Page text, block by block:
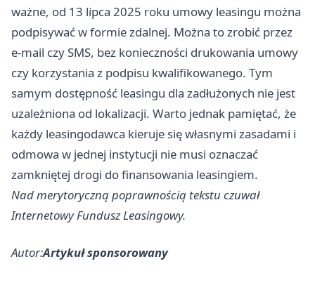
ważne, od 13 lipca 2025 roku umowy leasingu można
podpisywać w formie zdalnej. Można to zrobić przez
e-mail czy SMS, bez konieczności drukowania umowy
czy korzystania z podpisu kwalifikowanego. Tym
samym dostępność leasingu dla zadłużonych nie jest
uzależniona od lokalizacji. Warto jednak pamiętać, że
każdy leasingodawca kieruje się własnymi zasadami i
odmowa w jednej instytucji nie musi oznaczać
zamkniętej drogi do finansowania leasingiem.
Nad merytoryczną poprawnością tekstu czuwał
Internetowy Fundusz Leasingowy.
Autor:Artykuł sponsorowany